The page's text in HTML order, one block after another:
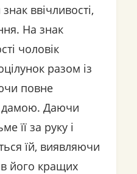
ввічливості,
На знак
чоловік
разом із
повне
дамою. Даючи
її за руку і
їй, виявляючи
його кращих